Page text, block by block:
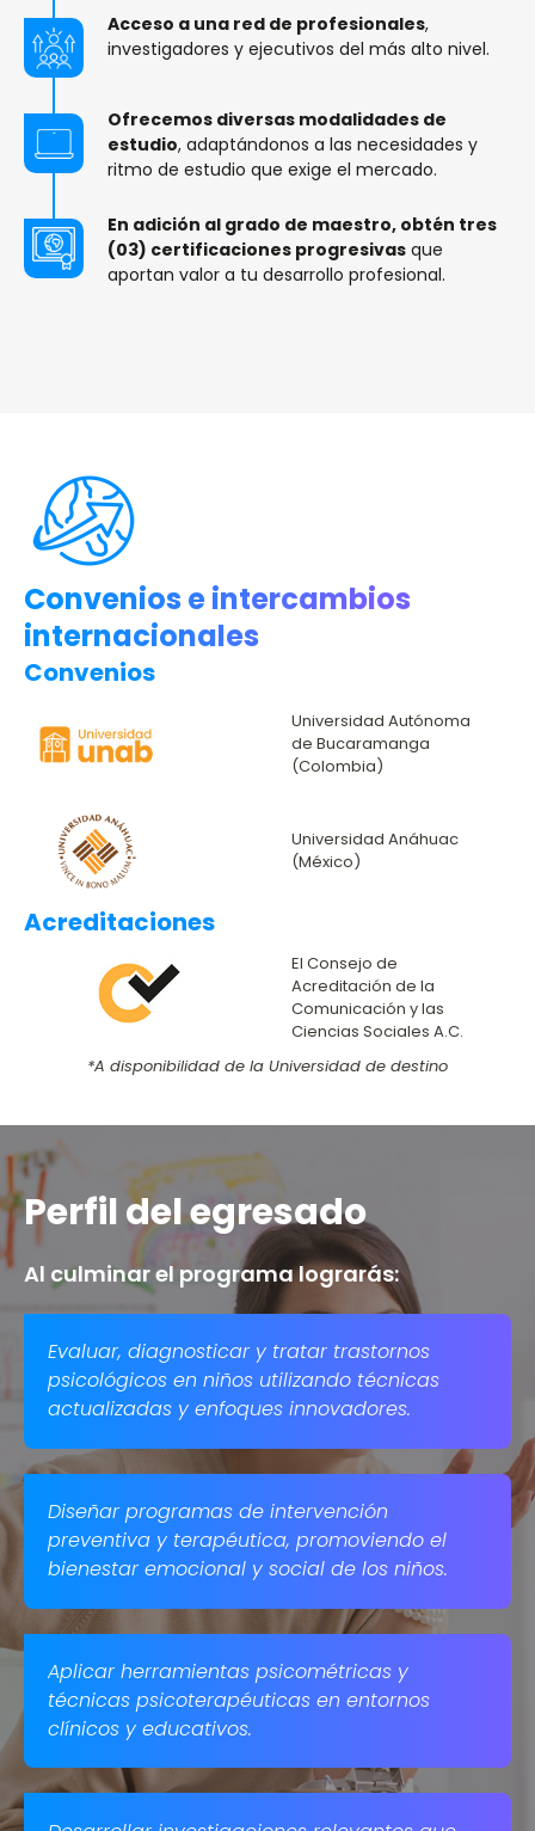
Acceso a una red de profesionales,
investigadores y ejecutivos del más alto nivel.
Ofrecemos diversas modalidades de
estudio, adaptándonos a las necesidades y
ritmo de estudio que exige el mercado.
En adición al grado de maestro, obtén tres
(03) certificaciones progresivas que
aportan valor a tu desarrollo profesional.
Convenios e intercambios
internacionales
Convenios
Universidad Autónoma
de Bucaramanga
(Colombia)
Universidad Anáhuac
(México)
Acreditaciones
El Consejo de
Acreditación de la
Comunicación y las
Ciencias Sociales A.C.​
*A disponibilidad de la Universidad de destino
Perfil del egresado
Al culminar el programa lograrás: ​
Evaluar, diagnosticar y tratar trastornos
psicológicos en niños utilizando técnicas
actualizadas y enfoques innovadores. ​
Diseñar programas de intervención
preventiva y terapéutica, promoviendo el
bienestar emocional y social de los niños. ​
Aplicar herramientas psicométricas y
técnicas psicoterapéuticas en entornos
clínicos y educativos. ​